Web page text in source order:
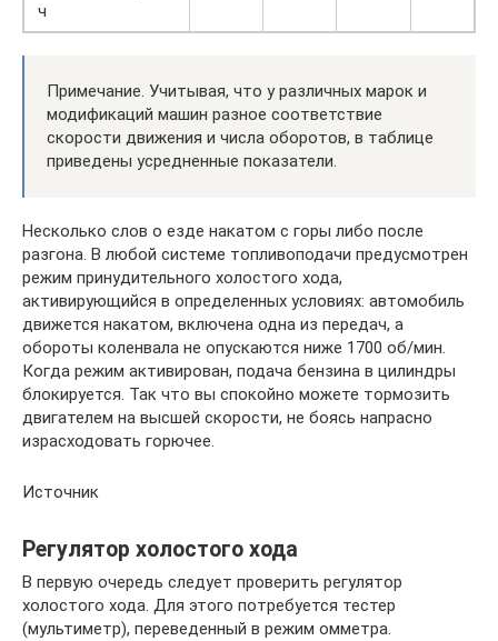
ч
Примечание. Учитывая, что у различных марок и
модификаций машин разное соответствие
скорости движения и числа оборотов, в таблице
приведены усредненные показатели.
Несколько слов о езде накатом с горы либо после
разгона. В любой системе топливоподачи предусмотрен
режим принудительного холостого хода,
активирующийся в определенных условиях: автомобиль
движется накатом, включена одна из передач, а
обороты коленвала не опускаются ниже 1700 об/мин.
Когда режим активирован, подача бензина в цилиндры
блокируется. Так что вы спокойно можете тормозить
двигателем на высшей скорости, не боясь напрасно
израсходовать горючее.
Источник
Регулятор холостого хода
В первую очередь следует проверить регулятор
холостого хода. Для этого потребуется тестер
(мультиметр), переведенный в режим омметра.